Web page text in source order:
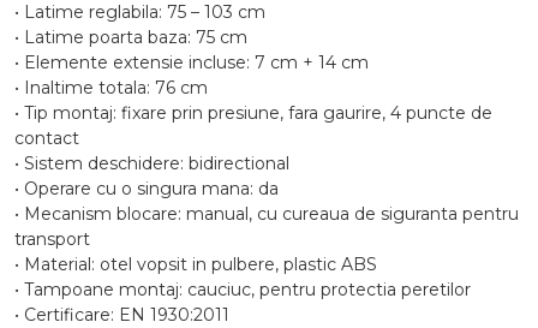
• Latime reglabila: 75 – 103 cm
• Latime poarta baza: 75 cm
• Elemente extensie incluse: 7 cm + 14 cm
• Inaltime totala: 76 cm
• Tip montaj: fixare prin presiune, fara gaurire, 4 puncte de
contact
• Sistem deschidere: bidirectional
• Operare cu o singura mana: da
• Mecanism blocare: manual, cu cureaua de siguranta pentru
transport
• Material: otel vopsit in pulbere, plastic ABS
• Tampoane montaj: cauciuc, pentru protectia peretilor
• Certificare: EN 1930:2011